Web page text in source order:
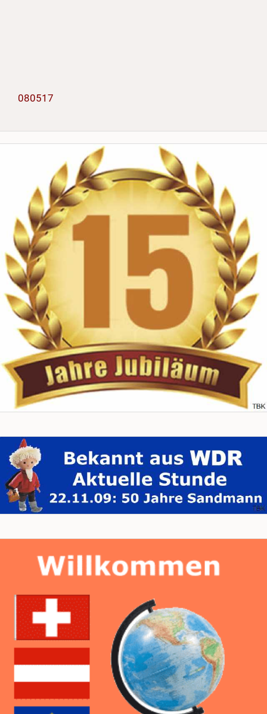
080517